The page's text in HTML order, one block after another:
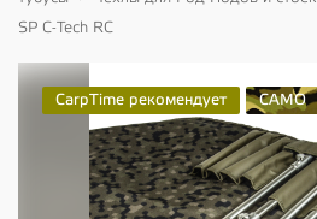
SP C-Tech RC
CarpTime рекомендует CAMO